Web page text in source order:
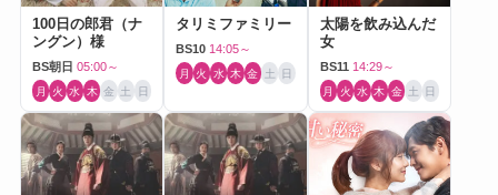
100日の郎君（ナ
ングン）様
BS朝日 05:00～
月 火 水 木 金 土 日
タリミファミリー
BS10 14:05～
月 火 水 木 金 土 日
太陽を飲み込んだ
女
BS11 14:29～
月 火 水 木 金 土 日